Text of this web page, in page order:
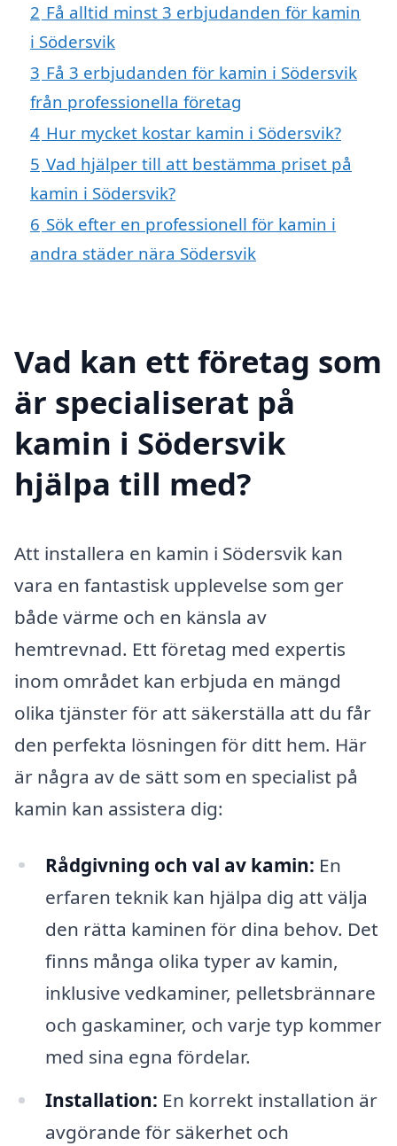
2 Få alltid minst 3 erbjudanden för kamin
i Södersvik
3 Få 3 erbjudanden för kamin i Södersvik
från professionella företag
4 Hur mycket kostar kamin i Södersvik?
5 Vad hjälper till att bestämma priset på
kamin i Södersvik?
6 Sök efter en professionell för kamin i
andra städer nära Södersvik
Vad kan ett företag som
är specialiserat på
kamin i Södersvik
hjälpa till med?
Att installera en kamin i Södersvik kan
vara en fantastisk upplevelse som ger
både värme och en känsla av
hemtrevnad. Ett företag med expertis
inom området kan erbjuda en mängd
olika tjänster för att säkerställa att du får
den perfekta lösningen för ditt hem. Här
är några av de sätt som en specialist på
kamin kan assistera dig:
Rådgivning och val av kamin: En
erfaren teknik kan hjälpa dig att välja
den rätta kaminen för dina behov. Det
finns många olika typer av kamin,
inklusive vedkaminer, pelletsbrännare
och gaskaminer, och varje typ kommer
med sina egna fördelar.
Installation: En korrekt installation är
avgörande för säkerhet och